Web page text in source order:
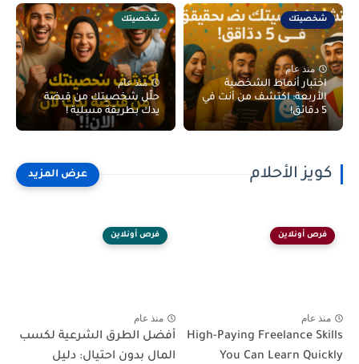
شخصيتك
منذ عام
اختبار أنماط الشخصية
الأربعة: اكتشف من أنت في
5 دقائق!
شخصيتك
منذ عام
حلّل شخصيتك من قبضة
يدك بطريقة مسلية !
كويز الأحلام
فرص أونلاين
منذ عام
High-Paying Freelance Skills
You Can Learn Quickly
فرص أونلاين
منذ عام
أفضل الطرق الشرعية لكسب
المال بدون احتيال: دليل